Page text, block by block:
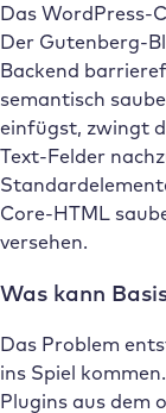
Das WordPress-
Der Gutenberg-
Backend
semantisch
einfügst, zwingt
Text-Felder
Core-HTML
versehen.
Was kann
Das Problem
ins Spiel
Plugins aus dem